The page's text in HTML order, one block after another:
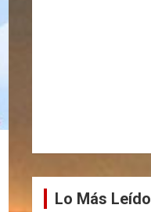
Lo Más Leído